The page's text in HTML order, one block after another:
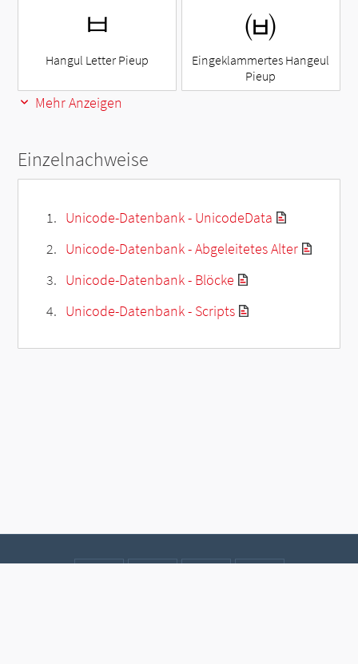
ㅂ
Hangul Letter Pieup
㈅
Eingeklammertes Hangeul
Pieup
Mehr Anzeigen
Einzelnachweise
Unicode-Datenbank - UnicodeData
Unicode-Datenbank - Abgeleitetes Alter
Unicode-Datenbank - Blöcke
Unicode-Datenbank - Scripts